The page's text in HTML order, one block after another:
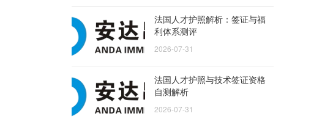
法国人才护照解析：签证与福
利体系测评
2026-07-31
法国人才护照与技术签证资格
自测解析
2026-07-31